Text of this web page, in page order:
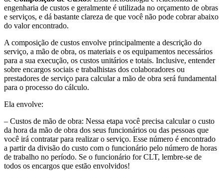
engenharia de custos e geralmente é utilizada no orçamento de obras
e serviços, e dá bastante clareza de que você não pode cobrar abaixo
do valor encontrado.
A composição de custos envolve principalmente a descrição do
serviço, a mão de obra, os materiais e os equipamentos necessários
para a sua execução, os custos unitários e totais. Inclusive, entender
sobre encargos sociais e trabalhistas dos colaboradores ou
prestadores de serviço para calcular a mão de obra será fundamental
para o processo do cálculo.
Ela envolve:
– Custos de mão de obra: Nessa etapa você precisa calcular o custo
da hora da mão de obra dos seus funcionários ou das pessoas que
você irá contratar para realizar o serviço. Esse número é encontrado
a partir da divisão do custo com o funcionário pelo número de horas
de trabalho no período. Se o funcionário for CLT, lembre-se de
todos os encargos que estão envolvidos!